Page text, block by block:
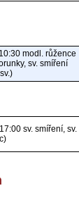
modl. růžence
sv. smíření
sv. smíření, sv.